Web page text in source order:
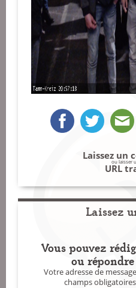
Laissez un
ou laisser
URL
Laissez
Vous pouvez
ou
Votre adresse de
champs